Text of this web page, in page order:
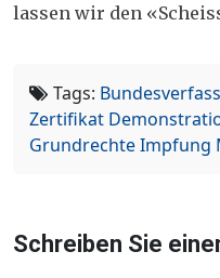
lassen wir den
Tags:
Zertifikat
GrundrechteImpfung
Schreiben Sie